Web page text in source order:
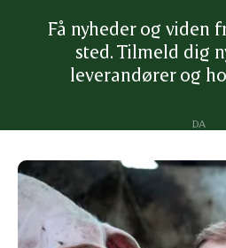
Få nyheder og viden
sted. Tilmeld dig
leverandører og
DA